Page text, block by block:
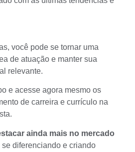
você pode se tornar uma
de atuação e manter sua
relevante.
e acesse agora mesmo os
de carreira e currículo na
ainda mais no mercado
se diferenciando e criando